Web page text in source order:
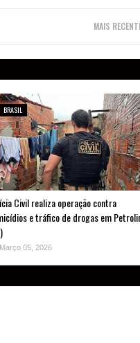
MAIS
BRASIL
Civil realiza operação contra
e tráfico de drogas em
Março 05, 2026